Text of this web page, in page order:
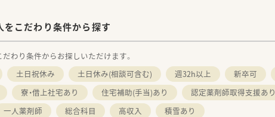
をこだわり条件から探す
わり条件からお探しいただけます。
土日祝休み 土日休み(相談可含む) 週32h以上 新卒可
寮・借上社宅あり 住宅補助(手当)あり 認定薬剤師取得支援あり
一人薬剤師 総合科目 高収入 積雪あり